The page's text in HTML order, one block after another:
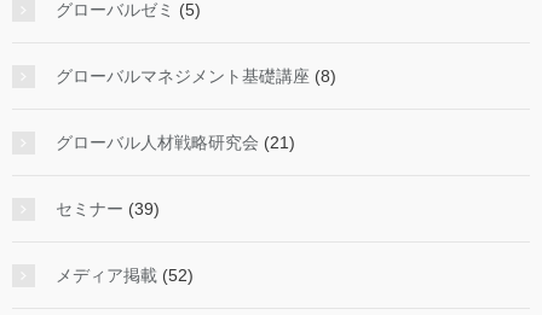
グローバルゼミ (5)
グローバルマネジメント基礎講座 (8)
グローバル人材戦略研究会 (21)
セミナー (39)
メディア掲載 (52)